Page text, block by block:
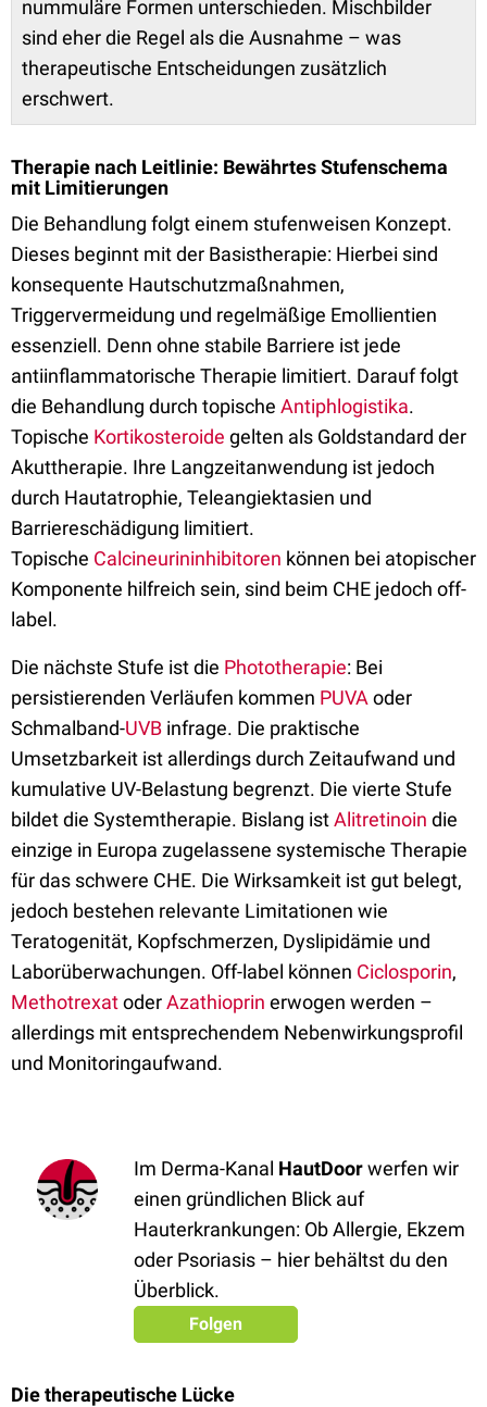
nummuläre Formen unterschieden. Mischbilder
sind eher die Regel als die Ausnahme – was
therapeutische Entscheidungen zusätzlich
erschwert.
Therapie nach Leitlinie: Bewährtes Stufenschema
mit Limitierungen
Die Behandlung folgt einem stufenweisen Konzept.
Dieses beginnt mit der Basistherapie: Hierbei sind
konsequente Hautschutzmaßnahmen,
Triggervermeidung und regelmäßige Emollientien
essenziell. Denn ohne stabile Barriere ist jede
antiinflammatorische Therapie limitiert. Darauf folgt
die Behandlung durch topische Antiphlogistika.
Topische Kortikosteroide gelten als Goldstandard der
Akuttherapie. Ihre Langzeitanwendung ist jedoch
durch Hautatrophie, Teleangiektasien und
Barriereschädigung limitiert.
Topische Calcineurininhibitoren können bei atopischer
Komponente hilfreich sein, sind beim CHE jedoch off-
label.
Die nächste Stufe ist die Phototherapie: Bei
persistierenden Verläufen kommen PUVA oder
Schmalband-UVB infrage. Die praktische
Umsetzbarkeit ist allerdings durch Zeitaufwand und
kumulative UV-Belastung begrenzt. Die vierte Stufe
bildet die Systemtherapie. Bislang istAlitretinoin die
einzige in Europa zugelassene systemische Therapie
für das schwere CHE. Die Wirksamkeit ist gut belegt,
jedoch bestehen relevante Limitationen wie
Teratogenität, Kopfschmerzen, Dyslipidämie und
Laborüberwachungen. Off-label können Ciclosporin,
MethotrexatoderAzathioprin erwogen werden –
allerdings mit entsprechendem Nebenwirkungsprofil
und Monitoringaufwand.
Im Derma-Kanal HautDoorwerfen wir
einen gründlichen Blick auf
Hauterkrankungen: Ob Allergie, Ekzem
oder Psoriasis – hier behältst du den
Überblick.
Folgen
Die therapeutische Lücke